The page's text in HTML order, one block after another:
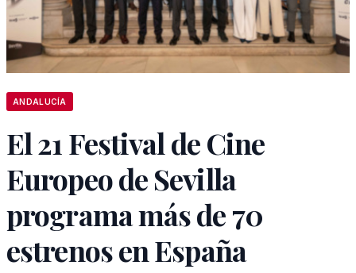
ANDALUCÍA
El 21 Festival de Cine
Europeo de Sevilla
programa más de 70
estrenos en España